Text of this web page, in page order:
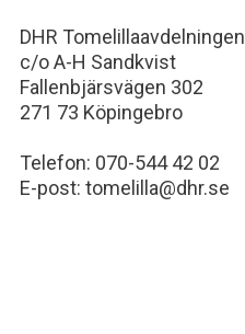
DHR Tomelillaavdelningen
c/o A-H Sandkvist
Fallenbjärsvägen 302
271 73 Köpingebro
Telefon: 070-544 42 02
E-post: tomelilla@dhr.se